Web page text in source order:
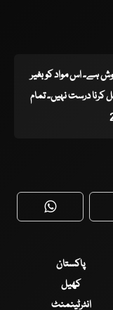
ہے۔ اس مواد کو بغیر
درست نہیں۔ تمام
WhatsApp
پاکستان
کھیل
انٹرٹینمنٹ